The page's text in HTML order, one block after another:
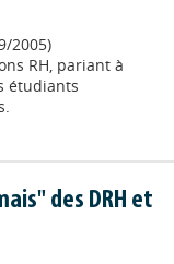
2005)
RH, pariant à
étudiants
des DRH et